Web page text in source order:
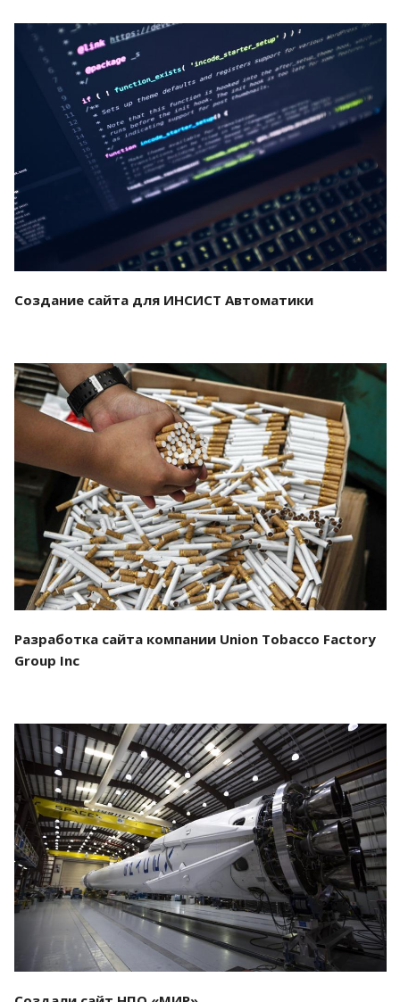
Смотреть проект
Создание сайта для ИНСИСТ Автоматики
Смотреть проект
Разработка сайта компании Union Tobacco Factory
Group Inc
Смотреть проект